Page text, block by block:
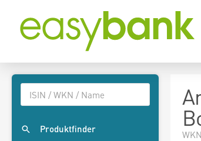
Produktfinder